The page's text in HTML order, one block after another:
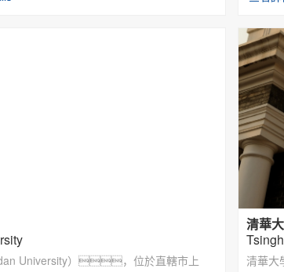
University），位於直轄市上
清華
清華